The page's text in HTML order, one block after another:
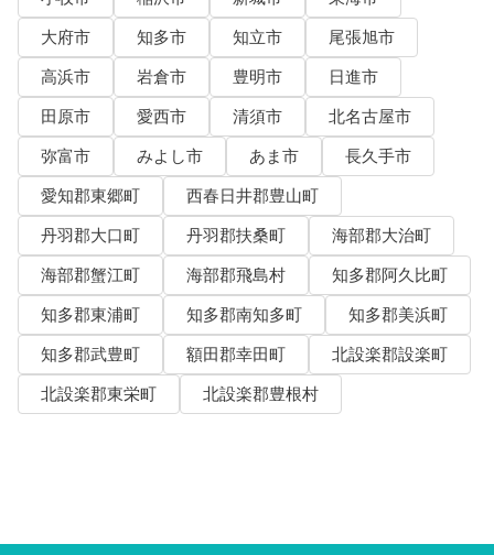
大府市
知多市 知立市
尾張旭市
高浜市
岩倉市 豊明市
日進市
田原市
愛西市 清須市
北名古屋市
弥富市
みよし市 あま市
長久手市
愛知郡東郷町
西春日井郡豊山町
丹羽郡大口町
丹羽郡扶桑町
海部郡大治町
海部郡蟹江町
海部郡飛島村
知多郡阿久比町
知多郡東浦町
知多郡南知多町
知多郡美浜町
知多郡武豊町
額田郡幸田町
北設楽郡設楽町
北設楽郡東栄町
北設楽郡豊根村